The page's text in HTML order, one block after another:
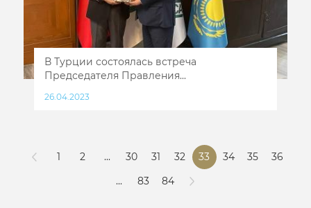
В Турции состоялась встреча
Председателя Правления...
26.04.2023
1 2 ... 30 31 32 33 34 35
36
...
83 84